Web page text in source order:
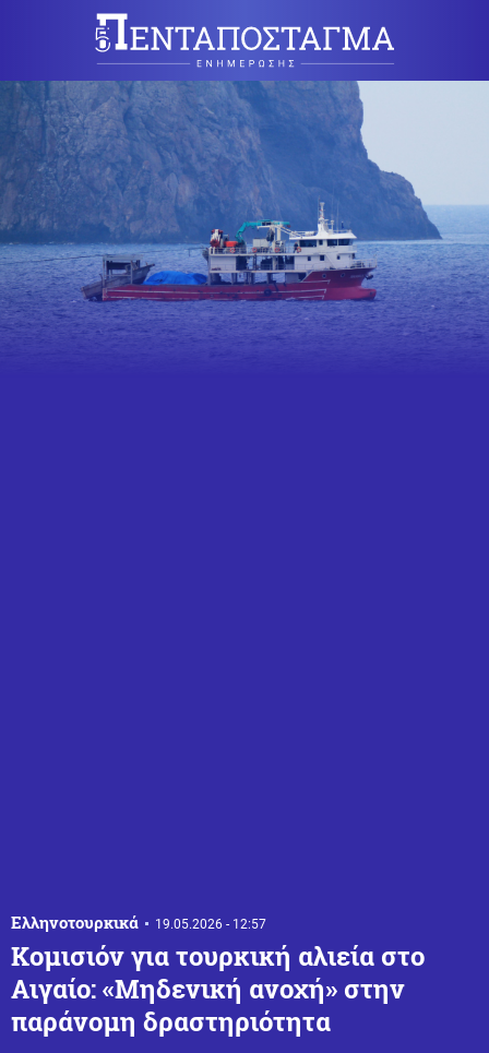
Ελληνοτουρκικά 19.05.2026 - 12:57
Κομισιόν για τουρκική αλιεία στο
Αιγαίο: «Μηδενική ανοχή» στην
παράνομη δραστηριότητα